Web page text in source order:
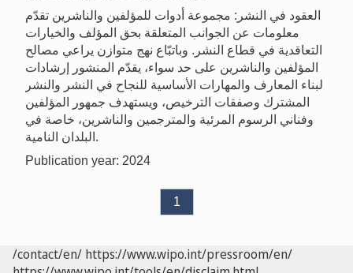
العقود في النشر: مجموعة أدوات للمؤلفين والناشرين تقدّم
معلومات عن الجوانب المتعلقة بحق المؤلف والخيارات
التعاقدية في قطاع النشر. وباتبّاع نهج متوازن يراعي مصالح
المؤلفين والناشرين على حد سواء، يقدّم المنشور إرشادات
لبناء المعارف والمهارات الأساسية للنجاح في النشر والنشر
المشترك وصفقات الترخيص، ويستهدف جمهور المؤلفين
وفناني الرسوم المرئية والمترجمين والناشرين، خاصة في
البلدان النامية.
Publication year: 2024
1
/contact/en/ https://www.wipo.int/pressroom/en/